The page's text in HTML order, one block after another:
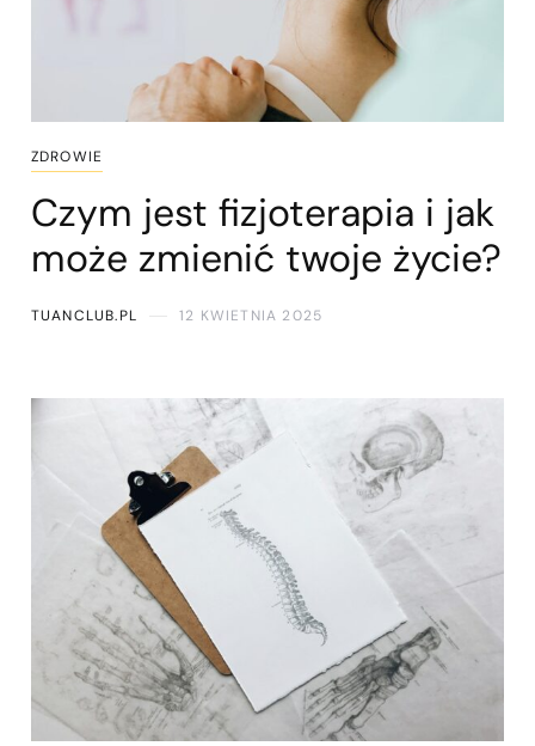
ZDROWIE
Czym jest fizjoterapia i jak
może zmienić twoje życie?
TUANCLUB.PL 12 KWIETNIA 2025